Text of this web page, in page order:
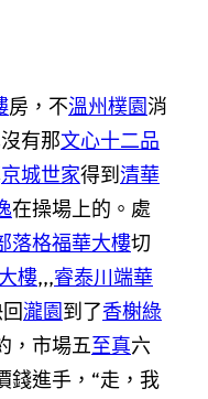
房，不溫州樸園消
有那文心十二品
京城世家得到 清華
在操場上的。處
落格福華大樓切
樓,,,睿泰川端華
瀧園到了香榭綠
，市場五至真六
錢進手，“走，我